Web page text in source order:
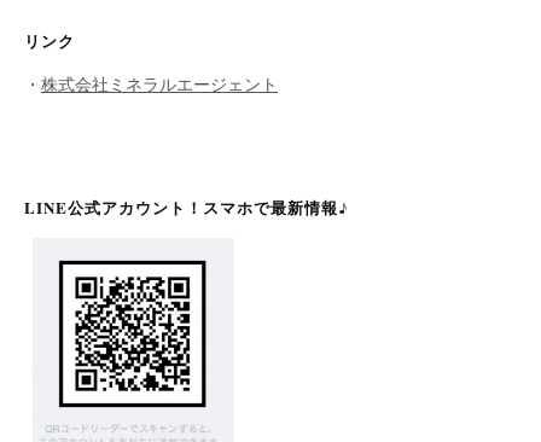
リンク
・ 株式会社ミネラルエージェント
LINE公式アカウント！スマホで最新情報♪